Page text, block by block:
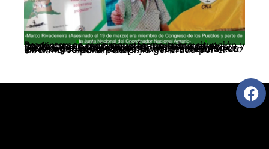
Presentamos el primer informe sobre situación y conflictos en regiones, desarrollado por el Observatorio de Conflictos Territoriales de Cedins, correspondiente al mes de marzo de 2020. En este boletín encontrará: Presentación general del Observatorio Conceptualización de las categorías Editorial con análisis de contexto en el marco de la pandemia generada por el Covid-19 Reportes de […]